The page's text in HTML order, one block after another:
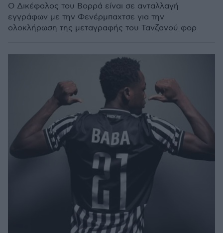
Ο Δικέφαλος του Βορρά είναι σε ανταλλαγή
εγγράφων με την Φενέρμπαχτσε για την
ολοκλήρωση της μεταγραφής του Τανζανού φορ